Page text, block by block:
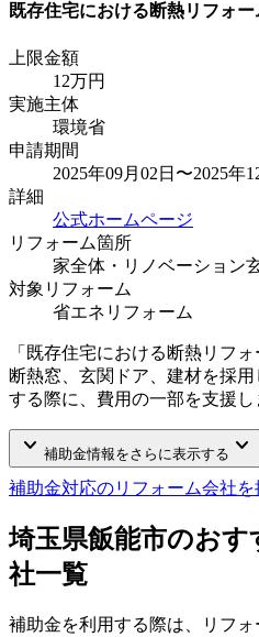
既存住宅における断熱リフォ
上限金額
12万円
実施主体
環境省
申請期間
2025年09月02日〜2025年
詳細
公式ホームページ
リフォーム箇所
家全体・リノベーション
対象リフォーム
省エネリフォーム
「既存住宅における断熱リフ
断熱窓、玄関ドア、建材を採
する際に、費用の一部を支援し
keyboard_arrow_down 補助金情報をさらに表示する keyboard_arrow_down
補助金対応のリフォーム会社を
埼玉県飯能市のおす
社一覧
補助金を利用する際は、リフ